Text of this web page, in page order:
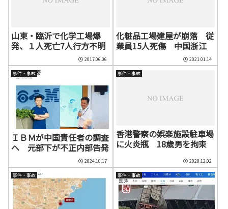
山東・臨沂で化学工場爆
発、１人死亡7人行方不明
2017.06.06
化粧品工場建屋が崩落 従
業員15人死傷 中国浙江
2021.01.14
事件・事故
ＩＢＭが中国責任者の調査
へ 元部下が不正内部告発
2024.10.17
事件・事故
香港警察の娯楽施設駐車場
に火炎瓶 18歳男を拘束
2020.12.02
事件・事故 事件・事故